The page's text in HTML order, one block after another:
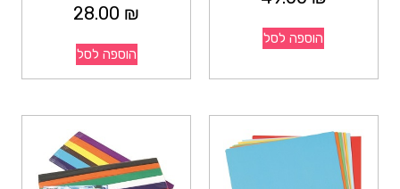
הוספה לסל
28.00 ₪
הוספה לסל